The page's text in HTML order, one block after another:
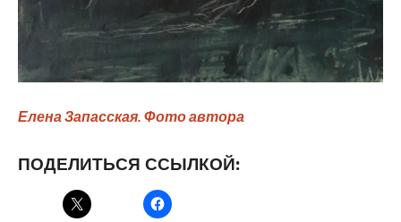
Елена Запасская. Фото автора
ПОДЕЛИТЬСЯ ССЫЛКОЙ: